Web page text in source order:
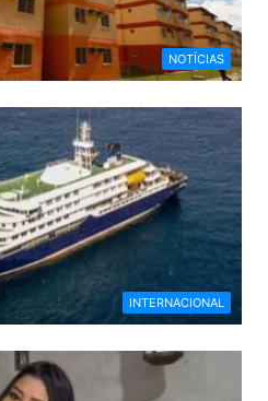
NOTÍCIAS
INTERNACIONAL